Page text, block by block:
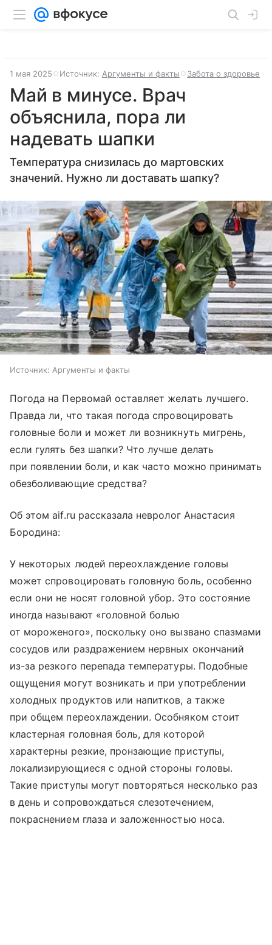
1 мая 2025 Источник: Аргументы и факты Забота о здоровье
Май в минусе. Врач
объяснила, пора ли
надевать шапки
Температура снизилась до мартовских
значений. Нужно ли доставать шапку?
Источник: Аргументы и факты
Погода на Первомай оставляет желать лучшего.
Правда ли, что такая погода спровоцировать
головные боли и может ли возникнуть мигрень,
если гулять без шапки? Что лучше делать
при появлении боли, и как часто можно принимать
обезболивающие средства?
Об этом aif.ru рассказала невролог Анастасия
Бородина:
У некоторых людей переохлаждение головы
может спровоцировать головную боль, особенно
если они не носят головной убор. Это состояние
иногда называют «головной болью
от мороженого», поскольку оно вызвано спазмами
сосудов или раздражением нервных окончаний
из-за резкого перепада температуры. Подобные
ощущения могут возникать и при употреблении
холодных продуктов или напитков, а также
при общем переохлаждении. Особняком стоит
кластерная головная боль, для которой
характерны резкие, пронзающие приступы,
локализирующиеся с одной стороны головы.
Такие приступы могут повторяться несколько раз
в день и сопровождаться слезотечением,
покраснением глаза и заложенностью носа.